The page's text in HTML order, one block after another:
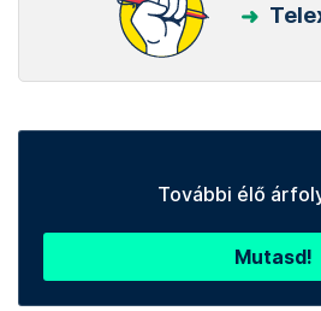
További élő
Mutasd!